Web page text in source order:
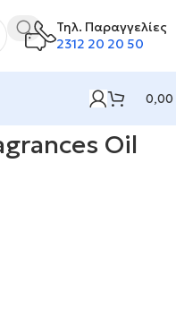
Τηλ. Παραγγελίες
2312 20 20 50
0,00
Oil